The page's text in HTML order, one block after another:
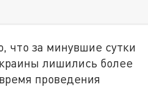
что за минувшие сутки
лишились более
проведения